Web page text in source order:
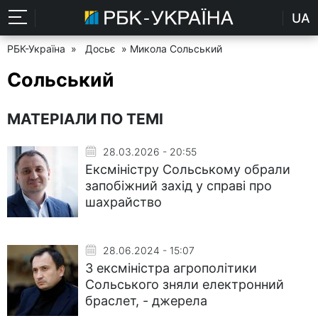
UA
РБК-Україна » Досьє » Микола Сольський
Сольський
МАТЕРІАЛИ ПО ТЕМІ
28.03.2026 - 20:55
Ексміністру Сольському обрали
запобіжний захід у справі про
шахрайство
28.06.2024 - 15:07
З ексміністра агрополітики
Сольського зняли електронний
браслет, - джерела